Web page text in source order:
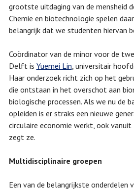
grootste uitdaging van de mensheid
Chemie en biotechnologie spelen
belangrijk dat we studenten hiervan
Coördinator van de minor voor de
Delft is Yuemei Lin, universitair
Haar onderzoek richt zich op het
die ontstaan in het overschot aan
biologische processen. 'Als we nu de
opleiden is er straks een nieuwe
circulaire economie werkt, ook
zegt ze.
Multidisciplinaire groepen
Een van de belangrijkste onderdelen